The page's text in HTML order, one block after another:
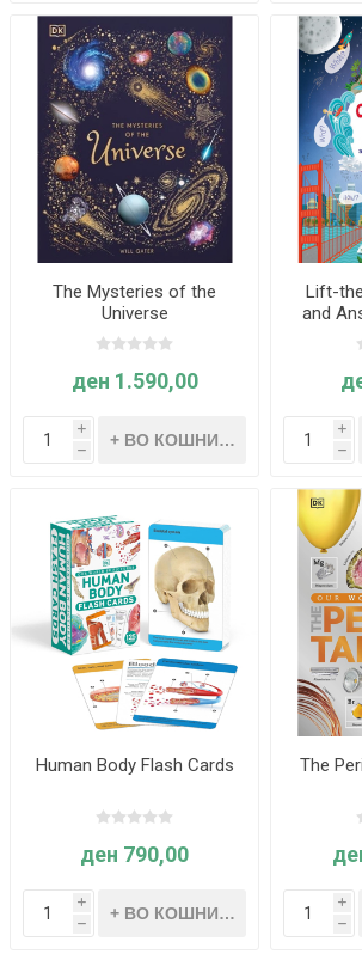
The Mysteries of the
Universe
ден 1.590,00
i
h
Lift-
and
i
h
Human Body Flash Cards
ден 790,00
i
h
The
i
h